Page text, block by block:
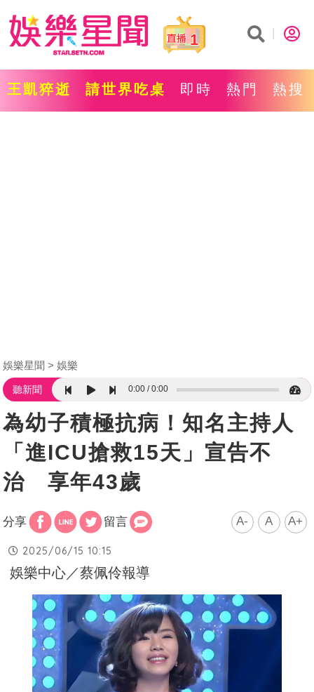
1
王凱猝逝 請世界吃桌 即時 熱門 熱搜
娛樂星聞 娛樂
聽新聞 0:00 0:00
為幼子積極抗病！知名主持人
「進ICU搶救15天」宣告不
治 享年43歲
分享 留言 A- A A+
2025/06/15 10:15
娛樂中心／蔡佩伶報導